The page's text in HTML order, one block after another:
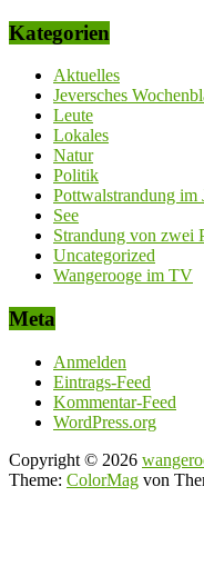
Kategorien
Aktuelles
Jeversches
Leute
Lokales
Natur
Politik
Pottwalstrandung im
See
Strandung von zwei
Uncategorized
Wangerooge im TV
Meta
Anmelden
Eintrags-Feed
Kommentar-Feed
WordPress.org
Copyright © 2026
Theme: ColorMag von